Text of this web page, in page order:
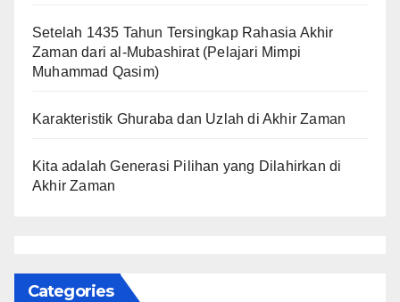
Setelah 1435 Tahun Tersingkap Rahasia Akhir
Zaman dari al-Mubashirat (Pelajari Mimpi
Muhammad Qasim)
Karakteristik Ghuraba dan Uzlah di Akhir Zaman
Kita adalah Generasi Pilihan yang Dilahirkan di
Akhir Zaman
Categories